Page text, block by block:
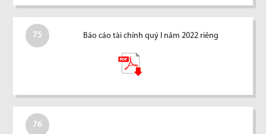
75 Báo cáo tài chính quý I năm 2022 riêng
76